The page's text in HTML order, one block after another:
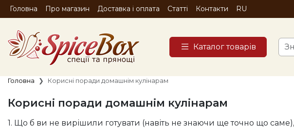
Головна Про магазин Доставка і оплата Статті Контакти RU
Каталог товарів
Головна Корисні поради домашнім кулінарам
Корисні поради домашнім кулінарам
1. Що б ви не вирішили готувати (навіть не знаючи ще точно що